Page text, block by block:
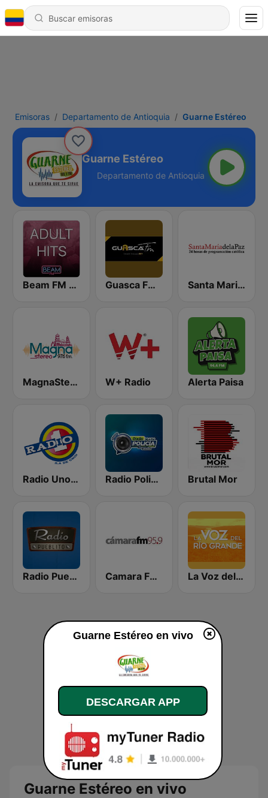
Emisoras Departamento de Antioquia Guarne Estéreo
Guarne Estéreo
- 88.1 FM
Beam FM - Adult Hits Guasca FM 88.9 Santa Maria de la Paz 1560 AM
MagnaStereo W+ Radio Alerta Paisa
Radio Uno La Ceja Radio Policia Medellín 96.4 FM Brutal Mor
Radio Pueblito Camara FM 95.9 La Voz del Río Grande
Guarne Estéreo en vivo
Guarne Estéreo en vivo
DESCARGAR APP